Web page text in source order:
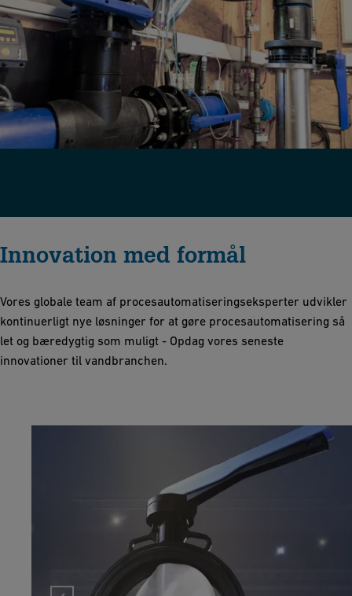
Innovation med formål
Vores globale team af procesautomatiseringseksperter udvikler
kontinuerligt nye løsninger for at gøre procesautomatisering så
let og bæredygtig som muligt - Opdag vores seneste
innovationer til vandbranchen.